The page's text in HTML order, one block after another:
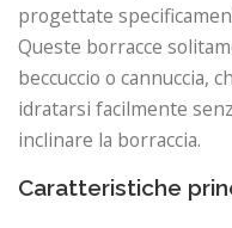
progettate
Queste borracce
beccuccio o cannuccia,
idratarsi facilmente
inclinare la borraccia.
Caratteristiche